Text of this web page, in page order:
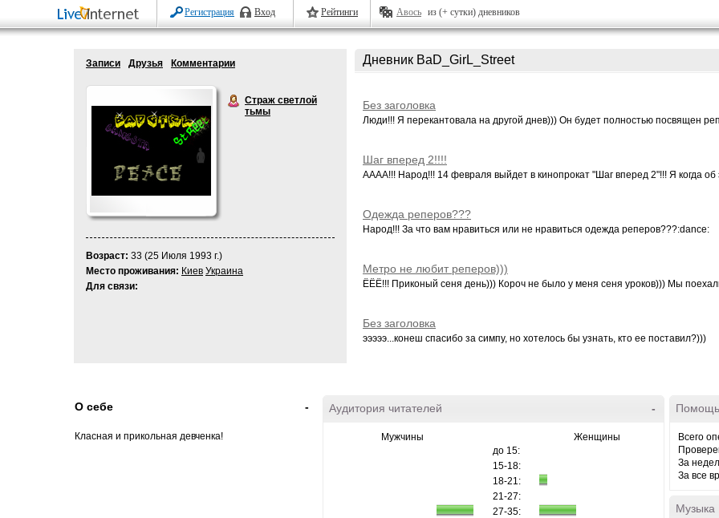
Регистрация Вход Рейтинги Авось из (+ сутки) дневников
Записи Друзья Комментарии
Страж светлой
тьмы
Возраст: 33 (25 Июля 1993 г.)
Место проживания: Киев Украина
Для связи:
Дневник BaD_GirL_Street
Без заголовка
Люди!!! Я перекантовала на другой днев))) Он будет полностью посвящен
Шаг вперед 2!!!!
АААА!!! Народ!!! 14 февраля выйдет в кинопрокат "Шаг вперед 2"!!! Я когда об
Одежда реперов???
Народ!!! За что вам нравиться или не нравиться одежда реперов???:dance:
Метро не любит реперов)))
ЁЁЁ!!! Приконый сеня день))) Короч не было у меня сеня уроков))) Мы
Без заголовка
эээээ...конеш спасибо за симпу, но хотелось бы узнать, кто ее поставил?)))
-
О себе
Класная и прикольная девченка!
-
Аудитория читателей
Мужчины
Женщины
до 15:
15-18:
18-21:
21-27:
27-35:
Помощь
Всего
За
За все
Музыка